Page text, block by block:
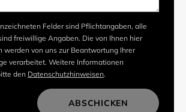
Felder sind Pflichtangaben, alle
freiwillige Angaben. Die von Ihnen hier
werden von uns zur Beantwortung Ihrer
verarbeitet. Weitere Informationen
den Datenschutzhinweisen.
ABSCHICKEN